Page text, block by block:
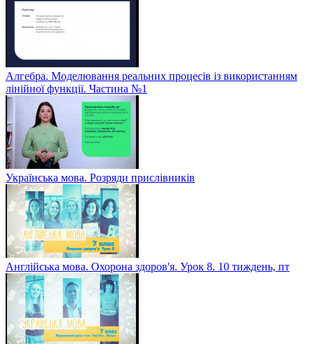
Алгебра. Моделювання реальних процесів із використанням
лінійної функції. Частина №1
Українська мова. Розряди прислівників
Англійська мова. Охорона здоров'я. Урок 8. 10 тиждень, пт